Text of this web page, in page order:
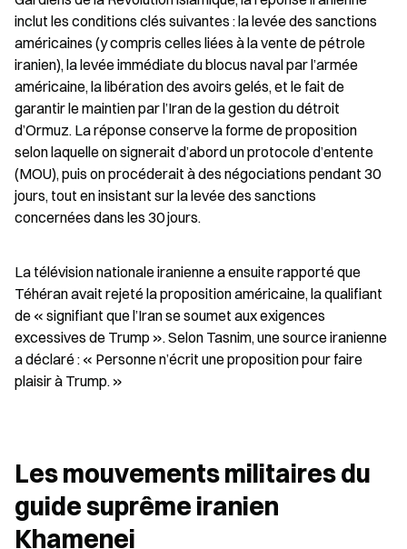
inclut les conditions clés suivantes : la levée des sanctions
américaines (y compris celles liées à la vente de pétrole
iranien), la levée immédiate du blocus naval par l’armée
américaine, la libération des avoirs gelés, et le fait de
garantir le maintien par l’Iran de la gestion du détroit
d’Ormuz. La réponse conserve la forme de proposition
selon laquelle on signerait d’abord un protocole d’entente
(MOU), puis on procéderait à des négociations pendant 30
jours, tout en insistant sur la levée des sanctions
concernées dans les 30 jours.
La télévision nationale iranienne a ensuite rapporté que
Téhéran avait rejeté la proposition américaine, la qualifiant
de « signifiant que l’Iran se soumet aux exigences
excessives de Trump ». Selon Tasnim, une source iranienne
a déclaré : « Personne n’écrit une proposition pour faire
plaisir à Trump. »
Les mouvements militaires du
guide suprême iranien
Khamenei